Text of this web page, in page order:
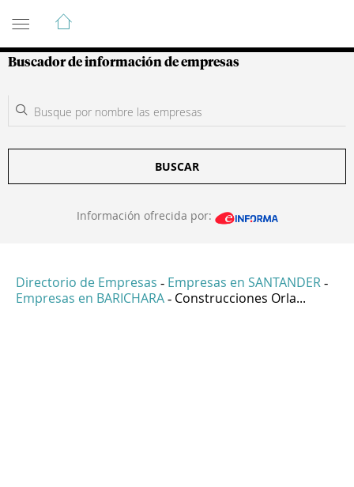
Guía de Empresas Colombianas
Buscador de información de empresas
BUSCAR
Información ofrecida por:
Directorio de Empresas - Empresas en SANTANDER -
Empresas en BARICHARA - Construcciones Orla...